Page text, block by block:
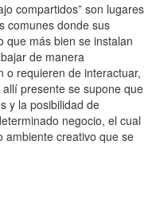
compartidos” son lugares
comunes donde sus
que más bien se instalan
de manera
o requieren de interactuar,
presente se supone que
y la posibilidad de
negocio, el cual
ambiente creativo que se